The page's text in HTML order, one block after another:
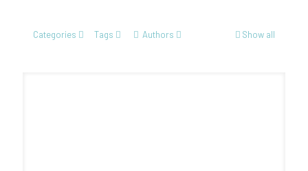
Categories Tags Authors Show all